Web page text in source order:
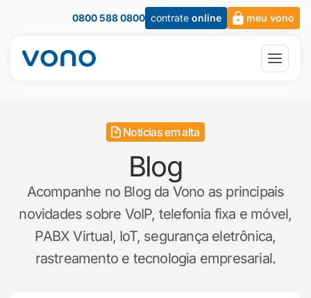
0800 588 0800 contrate online meu vono
Notícias em alta
Blog
Acompanhe no Blog da Vono as principais
novidades sobre VoIP, telefonia fixa e móvel,
PABX Virtual, IoT, segurança eletrônica,
rastreamento e tecnologia empresarial.